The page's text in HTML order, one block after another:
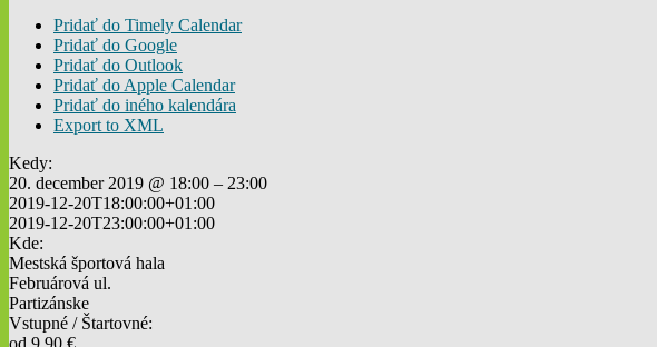
Pridať do Timely Calendar
Pridať do Google
Pridať do Outlook
Pridať do Apple Calendar
Pridať do iného kalendára
Export to XML
Kedy:
20. december 2019 @ 18:00 – 23:00
2019-12-20T18:00:00+01:00
2019-12-20T23:00:00+01:00
Kde:
Mestská športová hala
Februárová ul.
Partizánske
Vstupné / Štartovné: